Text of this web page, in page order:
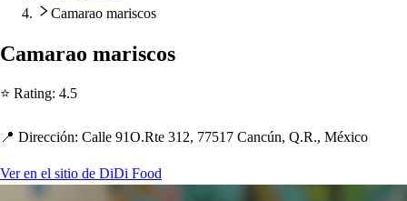
Camarao mariscos
Camarao mariscos
⭐ Rating: 4.5
📍 Dirección: Calle 91O.Rte 312, 77517 Cancún, Q.R., México
Ver en el sitio de DiDi Food